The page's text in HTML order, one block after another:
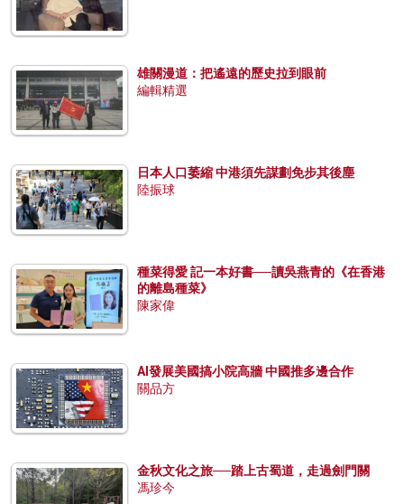
雄關漫道：把遙遠的歷史拉到眼前
編輯精選
日本人口萎縮 中港須先謀劃免步其後塵
陸振球
種菜得愛 記一本好書──讀吳燕青的《在香港
的離島種菜》
陳家偉
AI發展美國搞小院高牆 中國推多邊合作
關品方
金秋文化之旅──踏上古蜀道，走過劍門關
馮珍今